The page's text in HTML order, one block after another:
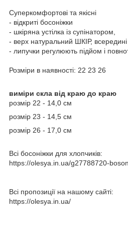
Суперкомфортові та якісні
- відкриті босоніжки
- шкіряна устілка із супінатором,
- верх натуральний ШКІР,
- липучки регулюють підйом і
Розміри в наявності: 22 23 26
виміри скла від краю до краю
розмір 22 - 14,0 см
розмір 23 - 14,5 см
розмір 26 - 17,0 см
Всі босоніжки для хлопчиків:
https://olesya.in.ua/g27788720-
Всі пропозиції на нашому сайті:
https://olesya.in.ua/